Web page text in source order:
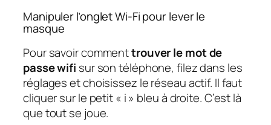
Manipuler l’onglet Wi-Fi pour lever le
masque
Pour savoir commenttrouver le mot de
passe wifi sur son téléphone, filez dans les
réglages et choisissez le réseau actif. Il faut
cliquer sur le petit « i » bleu à droite. C’est là
que tout se joue.